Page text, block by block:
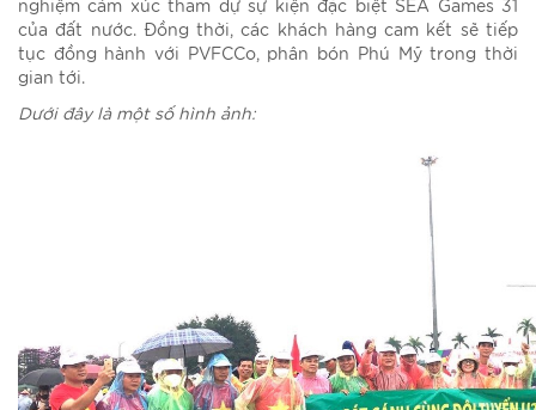
nghiệm cảm xúc tham dự sự kiện đặc biệt SEA Games 31
của đất nước. Đồng thời, các khách hàng cam kết sẽ tiếp
tục đồng hành với PVFCCo, phân bón Phú Mỹ trong thời
gian tới.
Dưới đây là một số hình ảnh: